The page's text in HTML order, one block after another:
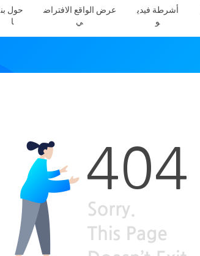
أشرطة فيدي
و
عرض الواقع الافتراض
ي
حول بن
ا